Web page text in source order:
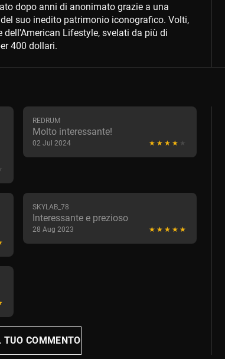
dopo anni di anonimato grazie a una
suo inedito patrimonio iconografico. Volti,
Lifestyle, svelati da più di
400 dollari.
REDRUM
Molto interessante!
02 Jul 2024
SKYLAB_78
Interessante e prezioso
28 Aug 2023
COMMENTO